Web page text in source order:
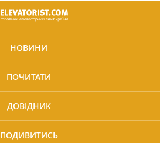
НОВИНИ
ПОЧИТАТИ
ДОВІДНИК
ПОДИВИТИСЬ